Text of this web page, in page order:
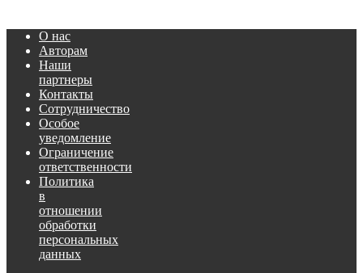
О нас
Авторам
Наши
партнеры
Контакты
Сотрудничество
Особое
уведомление
Ограничение
ответственности
Политика
в
отношении
обработки
персональных
данных